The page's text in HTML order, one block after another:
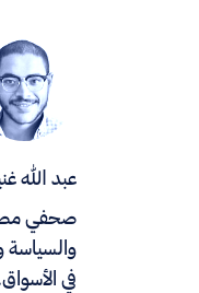
عبد الله
صحفي
والسياسة
في